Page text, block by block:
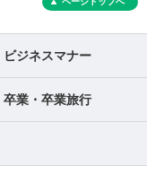
ビジネスマナー
卒業・卒業旅行